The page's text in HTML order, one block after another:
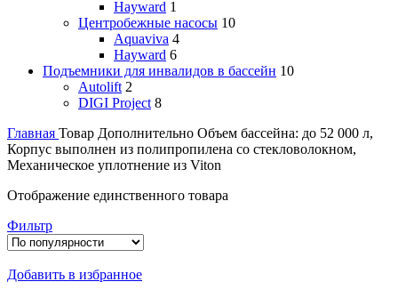
Hayward 1
Центробежные насосы 10
Aquaviva 4
Hayward 6
Подъемники для инвалидов в бассейн 10
Autolift 2
DIGI Project 8
Главная Товар Дополнительно Объем бассейна: до 52 000 л,
Корпус выполнен из полипропилена со стекловолокном,
Механическое уплотнение из Viton
Отображение единственного товара
Фильтр
Добавить в избранное